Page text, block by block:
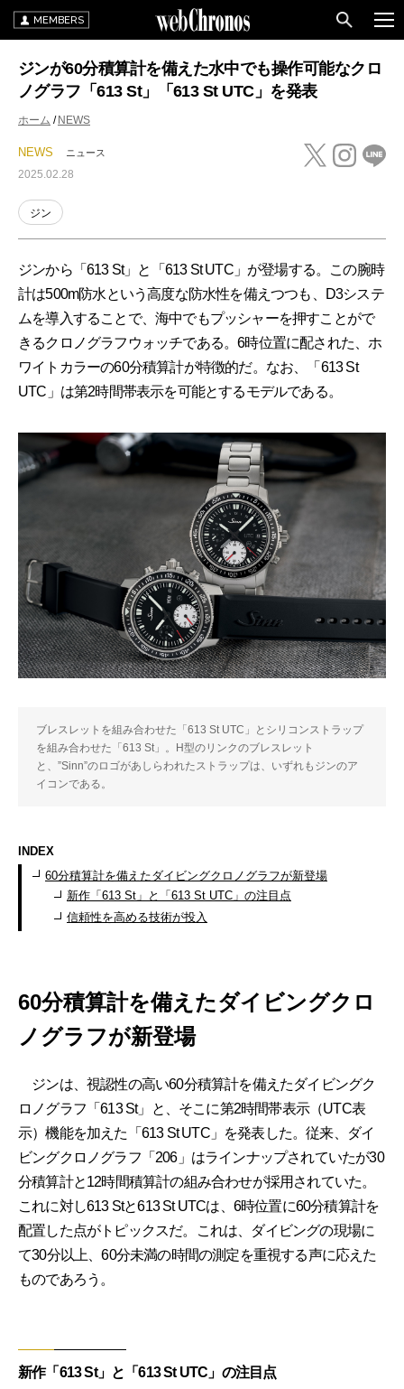
MEMBERS
ジンが60分積算計を備えた水中でも操作可能なクロ
ノグラフ「613 St」「613 St UTC」を発表
ホーム NEWS
NEWS ニュース
2025.02.28
ジン
ジンから「613 St」と「613 St UTC」が登場する。この腕時
計は500m防水という高度な防水性を備えつつも、D3システ
ムを導入することで、海中でもプッシャーを押すことがで
きるクロノグラフウォッチである。6時位置に配された、ホ
ワイトカラーの60分積算計が特徴的だ。なお、「613 St
UTC」は第2時間帯表示を可能とするモデルである。
ブレスレットを組み合わせた「613 St UTC」とシリコンストラップ
を組み合わせた「613 St」。H型のリンクのブレスレット
と、”Sinn”のロゴがあしらわれたストラップは、いずれもジンのア
イコンである。
INDEX
60分積算計を備えたダイビングクロノグラフが新登場
新作「613 St」と「613 St UTC」の注目点
信頼性を高める技術が投入
60分積算計を備えたダイビングクロ
ノグラフが新登場
ジンは、視認性の高い60分積算計を備えたダイビングク
ロノグラフ「613 St」と、そこに第2時間帯表示（UTC表
示）機能を加えた「613 St UTC」を発表した。従来、ダイ
ビングクロノグラフ「206」はラインナップされていたが30
分積算計と12時間積算計の組み合わせが採用されていた。
これに対し613 Stと613 St UTCは、6時位置に60分積算計を
配置した点がトピックスだ。これは、ダイビングの現場に
て30分以上、60分未満の時間の測定を重視する声に応えた
ものであろう。
新作「613 St」と「613 St UTC」の注目点